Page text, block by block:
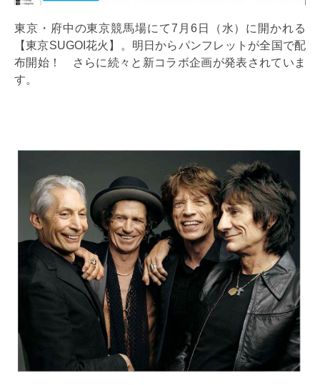
東京・府中の東京競馬場にて7月6日（水）に開かれる
【東京SUGOI花火】。明日からパンフレットが全国で配
布開始！ さらに続々と新コラボ企画が発表されていま
す。